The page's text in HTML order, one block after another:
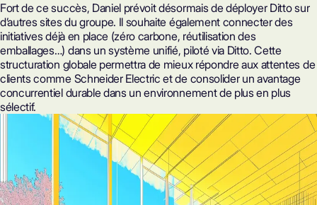
Fort de ce succès, Daniel prévoit désormais de déployer Ditto sur
d’autres sites du groupe. Il souhaite également connecter des
initiatives déjà en place (zéro carbone, réutilisation des
emballages…) dans unsystème unifié, piloté via Ditto. Cette
structuration globale permettra de mieux répondre aux attentes de
clients comme Schneider Electric et de consolider un avantage
concurrentiel durable dans un environnement de plus en plus
sélectif.